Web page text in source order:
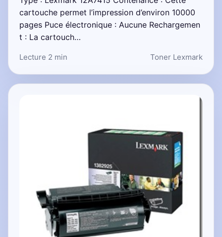
cartouche permet l’impression d’environ 10000
pages Puce électronique : Aucune Rechargemen
t : La cartouch…
Lecture 2 min Toner Lexmark